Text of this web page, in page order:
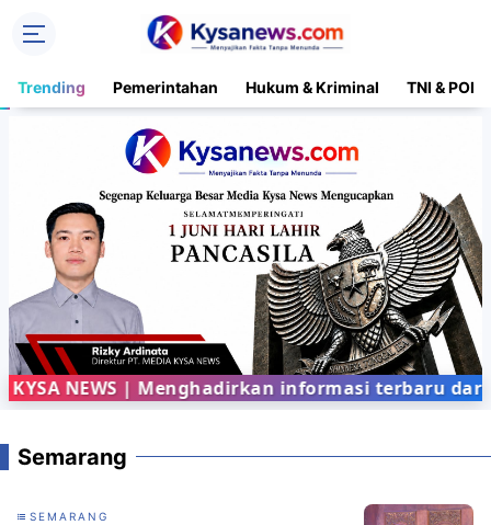
Trending Pemerintahan Hukum & Kriminal TNI &
NEWS | Menghadirkan informasi terbaru dari
Semarang
SEMARANG